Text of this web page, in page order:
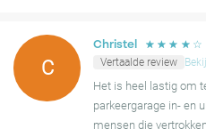
meeste gasten garandeert.
C
Christel ☆ ☆ ☆ ☆ ☆
Vertaalde review
Het is heel lastig om
parkeergarage in- en
mensen die